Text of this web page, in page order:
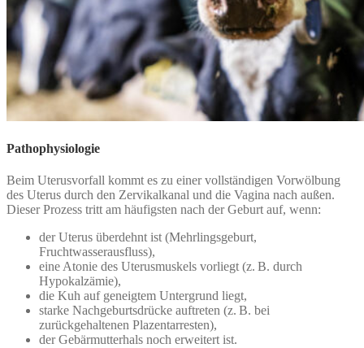
Pathophysiologie
Beim Uterusvorfall kommt es zu einer vollständigen Vorwölbung
des Uterus durch den Zervikalkanal und die Vagina nach außen.
Dieser Prozess tritt am häufigsten nach der Geburt auf, wenn:
der Uterus überdehnt ist (Mehrlingsgeburt,
Fruchtwasserausfluss),
eine Atonie des Uterusmuskels vorliegt (z. B. durch
Hypokalzämie),
die Kuh auf geneigtem Untergrund liegt,
starke Nachgeburtsdrücke auftreten (z. B. bei
zurückgehaltenen Plazentarresten),
der Gebärmutterhals noch erweitert ist.